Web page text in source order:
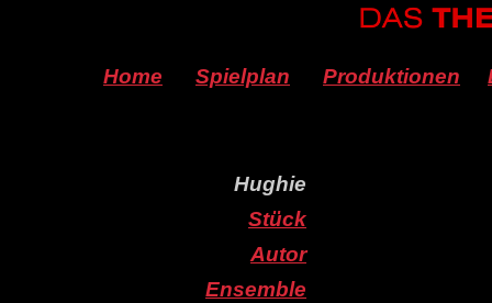
Home Spielplan Produktionen
Hughie
Stück
Autor
Ensemble